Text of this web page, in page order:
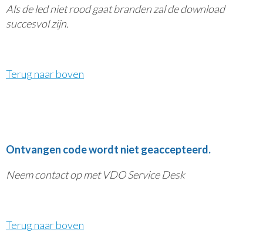
Als de led niet rood gaat branden zal de download
succesvol zijn.
Terug naar boven
Ontvangen code wordt niet geaccepteerd.
Neem contact op met VDO Service Desk
Terug naar boven